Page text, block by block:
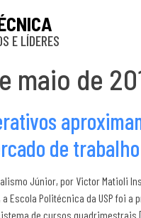
E LÍDERES
maio de
de trabalho
Júnior, por Victor Matioli
Escola Politécnica da USP foi a
de cursos